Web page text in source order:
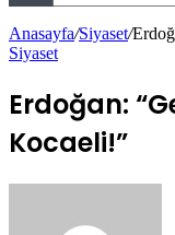
Anasayfa/Siyaset/
Siyaset
Erdoğan:
Kocaeli!”